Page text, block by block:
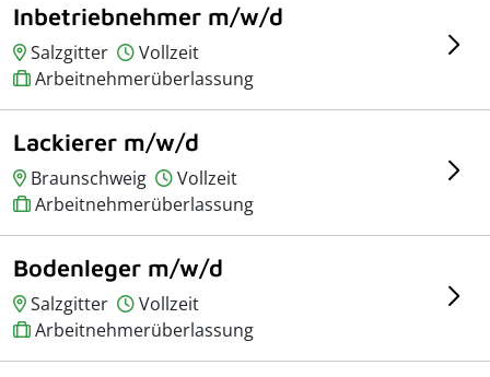
Inbetriebnehmer m/w/d
Salzgitter
Vollzeit
Arbeitnehmerüberlassung
Lackierer m/w/d
Braunschweig
Vollzeit
Arbeitnehmerüberlassung
Bodenleger m/w/d
Salzgitter
Vollzeit
Arbeitnehmerüberlassung